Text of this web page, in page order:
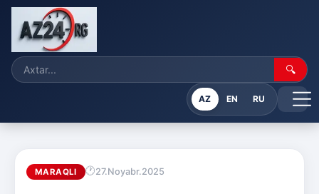
🔍
AZ EN RU
MARAQLI 27.Noyabr.2025